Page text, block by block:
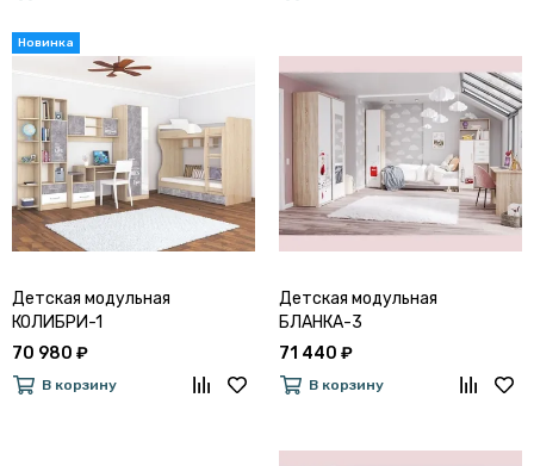
Детская модульная
КОЛИБРИ-1
70 980 ₽
В корзину
Детская модульная
БЛАНКА-3
71 440 ₽
В корзину